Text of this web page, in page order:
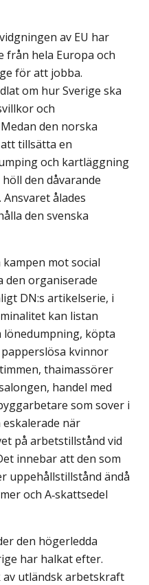
av EU har
hela Europa och
för att jobba.
om hur Sverige ska
och
den norska
tillsätta en
och kartläggning
den dåvarande
ålades
den svenska
kampen mot social
den organiserade
DN:s artikelserie, i
kan listan
lönedumpning, köpta
kvinnor
thaimassörer
handel med
som sover i
när
på arbetstillstånd vid
innebar att den som
uppehållstillstånd ändå
och A‑skattsedel
den högerledda
har halkat efter.
utländsk arbetskraft